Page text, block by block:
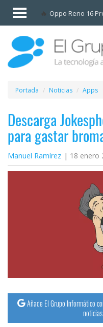
Oppo Reno 16
Invitado
Iniciar
sesión /
Registrarse
Esenciales
Móviles
Ofertas
Apps
Redes
Trucos
Tutoriales
Portada Noticias Apps
Descarga
para gastar
Manuel Ramírez 18 enero
Añade El Grupo Informático